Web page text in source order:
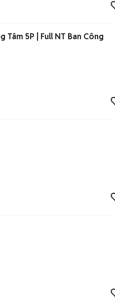
Tâm 5P | Full NT Ban Công